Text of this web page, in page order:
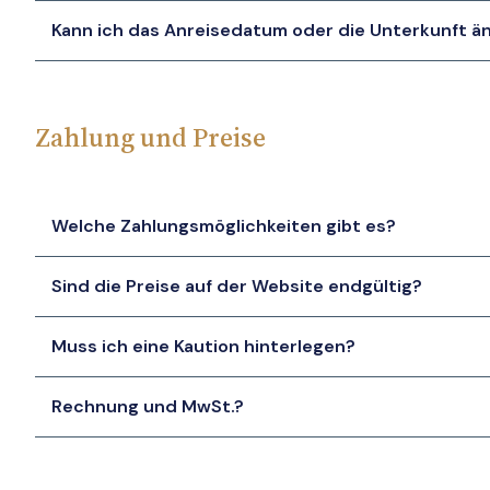
Kann ich das Anreisedatum oder die Unterkunft
Zahlung und Preise
Welche Zahlungsmöglichkeiten gibt es?
Sind die Preise auf der Website endgültig?
Muss ich eine Kaution hinterlegen?
Rechnung und MwSt.?